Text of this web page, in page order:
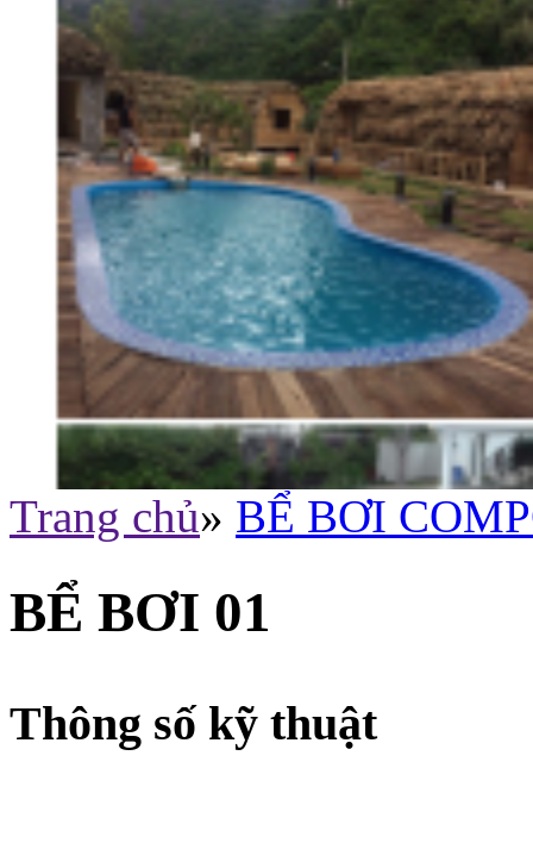
Trang chủ» BỂ BƠI
BỂ BƠI 01
Thông số kỹ thuật